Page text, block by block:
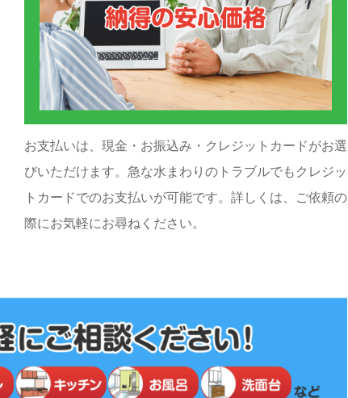
お支払いは、現金・お振込み・クレジットカードがお選
びいただけます。急な水まわりのトラブルでもクレジッ
トカードでのお支払いが可能です。詳しくは、ご依頼の
際にお気軽にお尋ねください。